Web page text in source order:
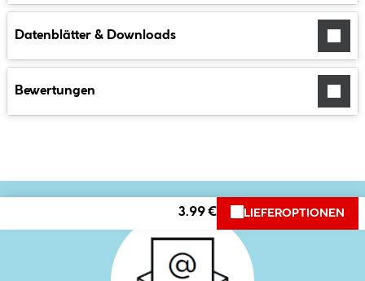
Datenblätter & Downloads
Bewertungen
3.99 € LIEFEROPTIONEN